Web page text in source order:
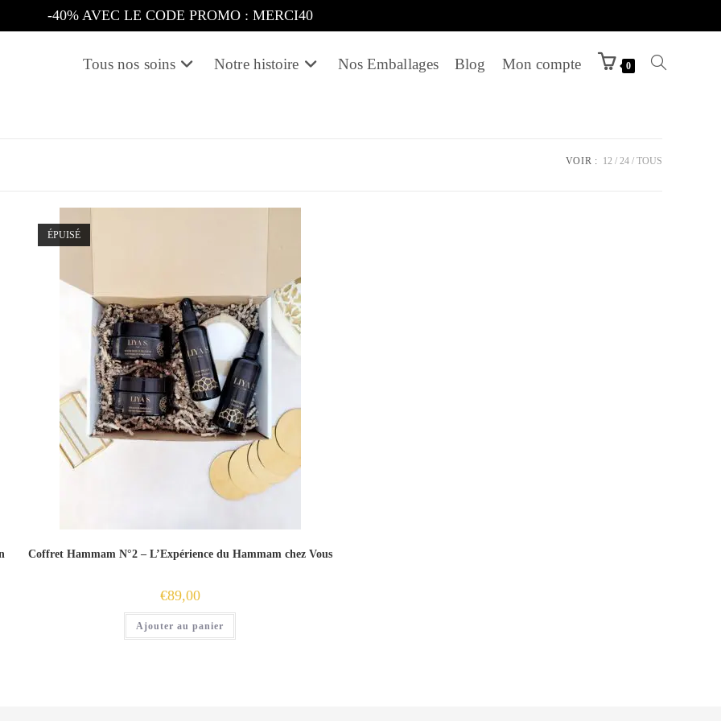
-40% AVEC LE CODE PROMO : MERCI40
Tous nos soins Notre histoire Nos Emballages Blog Mon compte 0 Toggle
VOIR : 12 24 TOUS
ÉPUISÉ
Coffret Hammam N°2 – L’Expérience du Hammam chez Vous
€89,00
Ajouter au panier